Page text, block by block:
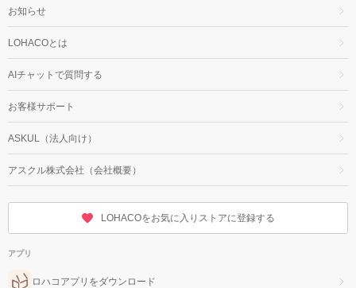
お知らせ
LOHACOとは
AIチャットで質問する
お客様サポート
ASKUL（法人向け）
アスクル株式会社（会社概要）
LOHACOをお気に入りストアに登録する
アプリ
ロハコアプリをダウンロード